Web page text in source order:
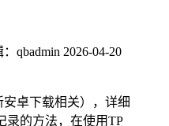
qbadmin 2026-04-20
卓下载相关），详细
录的方法，在使用TP